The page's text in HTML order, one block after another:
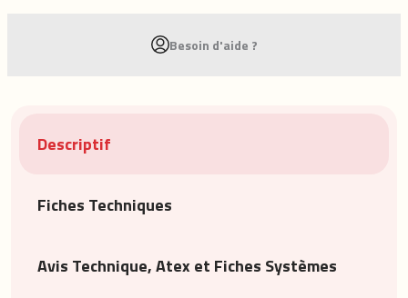
Besoin d'aide ?
Descriptif
Fiches Techniques
Avis Technique, Atex et Fiches Systèmes